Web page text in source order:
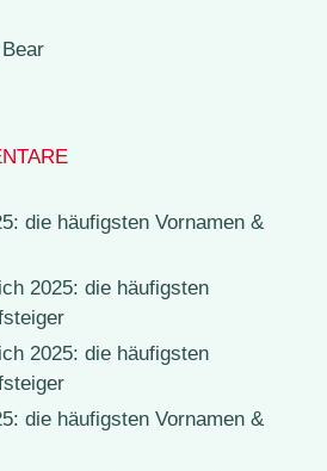
die häufigsten Vornamen &
2025: die häufigsten
2025: die häufigsten
die häufigsten Vornamen &